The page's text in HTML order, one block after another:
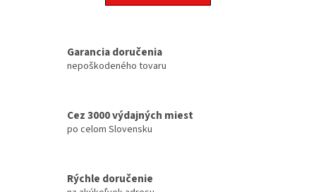
Garancia doručenia
nepoškodeného tovaru
Cez 3000 výdajných miest
po celom Slovensku
Rýchle doručenie